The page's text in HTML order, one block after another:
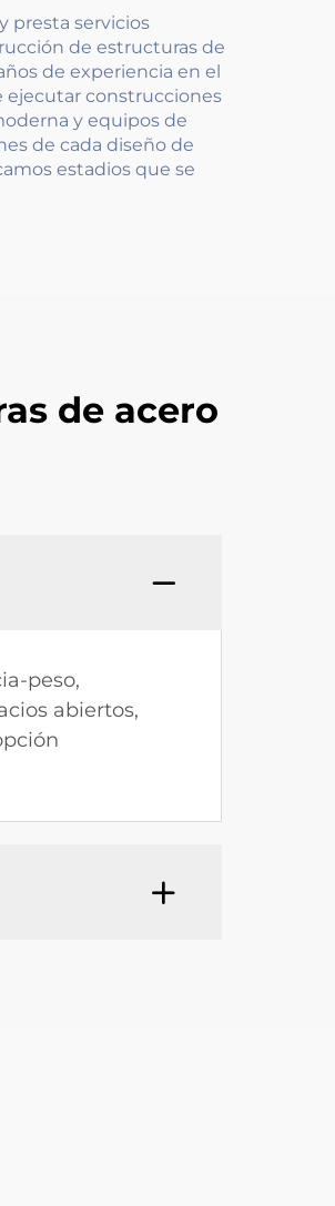
presta servicios
de estructuras de
de experiencia en el
ejecutar construcciones
y equipos de
de cada diseño de
estadios que se
de acero
peso,
abiertos,